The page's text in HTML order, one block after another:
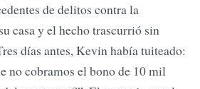
de delitos contra la
casa y el hecho trascurrió sin
días antes, Kevin había tuiteado:
no cobramos el bono de 10 mil